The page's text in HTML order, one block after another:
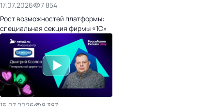
17.07.2026
7 854
Рост возможностей платформы:
специальная секция фирмы «1С»